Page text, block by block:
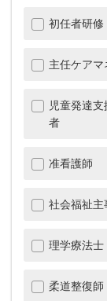
初任者研修
主任ケアマ
児童発達
者
准看護師
社会福祉主
理学療法士
柔道整復師